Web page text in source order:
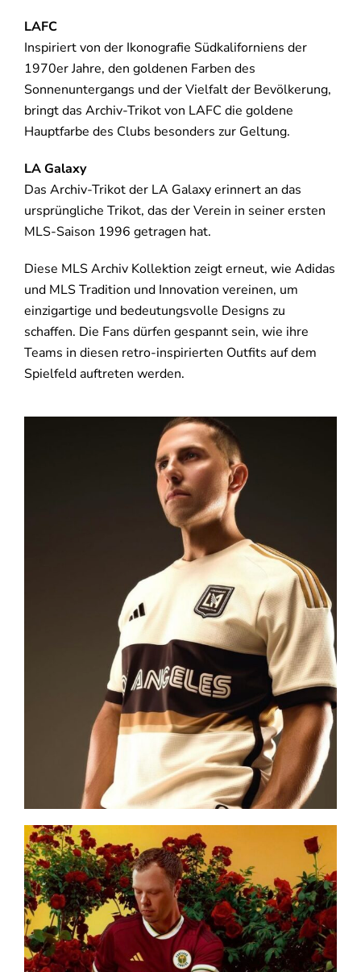
LAFC
Inspiriert von der Ikonografie Südkaliforniens der
1970er Jahre, den goldenen Farben des
Sonnenuntergangs und der Vielfalt der Bevölkerung,
bringt das Archiv-Trikot von LAFC die goldene
Hauptfarbe des Clubs besonders zur Geltung.
LA Galaxy
Das Archiv-Trikot der LA Galaxy erinnert an das
ursprüngliche Trikot, das der Verein in seiner ersten
MLS-Saison 1996 getragen hat.
Diese MLS Archiv Kollektion zeigt erneut, wie Adidas
und MLS Tradition und Innovation vereinen, um
einzigartige und bedeutungsvolle Designs zu
schaffen. Die Fans dürfen gespannt sein, wie ihre
Teams in diesen retro-inspirierten Outfits auf dem
Spielfeld auftreten werden.